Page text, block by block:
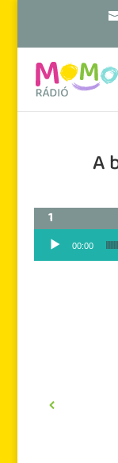
A
Audió lejátszó
00:00